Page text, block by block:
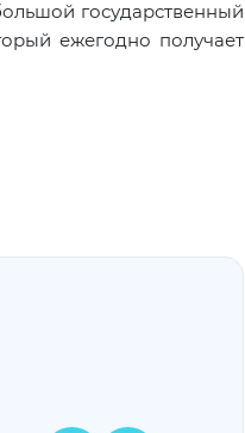
государственный
ежегодно получает